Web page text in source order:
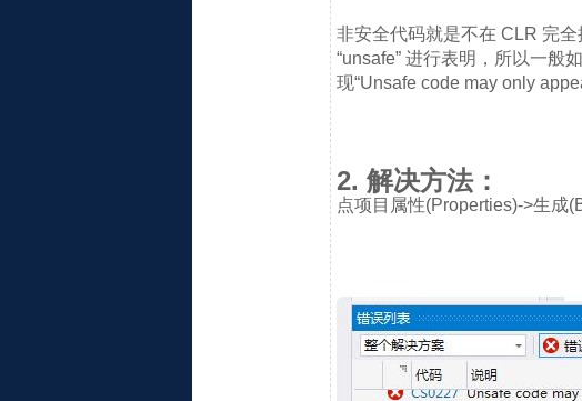
非安全代码就是不在 CLR 完
“unsafe” 进行表明，所以一般
现“Unsafe code may only
2. 解决方法：
点项目属性(Properties)->生成